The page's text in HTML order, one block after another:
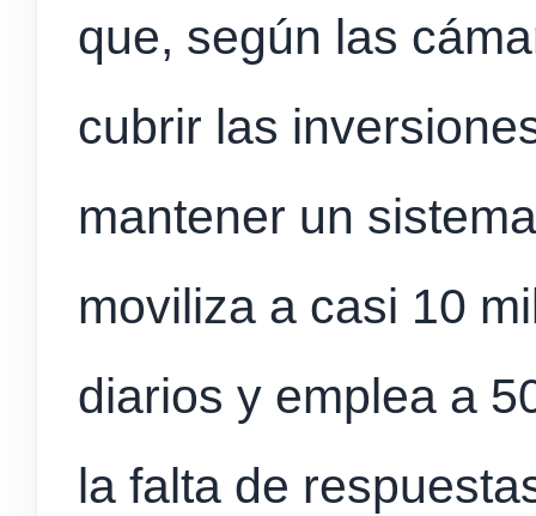
que, según las
cubrir las
mantener un
moviliza a casi 10
diarios y emplea a
la falta de